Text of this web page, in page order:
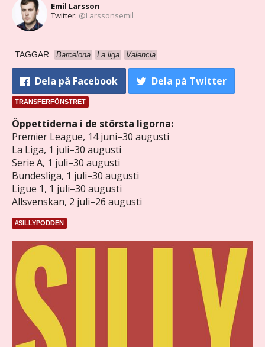
Emil Larsson
Twitter: @Larssonsemil
TAGGAR Barcelona La liga Valencia
Dela på Facebook Dela på Twitter
TRANSFERFÖNSTRET
Öppettiderna i de största ligorna:
Premier League, 14 juni–30 augusti
La Liga, 1 juli–30 augusti
Serie A, 1 juli–30 augusti
Bundesliga, 1 juli–30 augusti
Ligue 1, 1 juli–30 augusti
Allsvenskan, 2 juli–26 augusti
#SILLYPODDEN